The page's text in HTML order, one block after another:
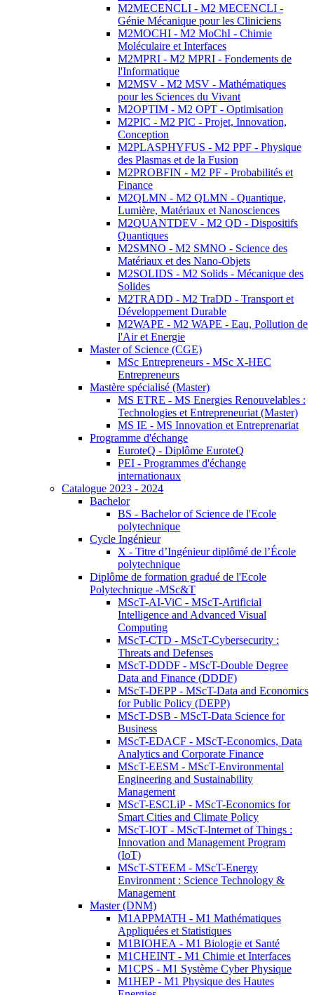
M2MECENCLI - M2 MECENCLI -
Génie Mécanique pour les Cliniciens
M2MOCHI - M2 MoChI - Chimie
Moléculaire et Interfaces
M2MPRI - M2 MPRI - Fondements de
l'Informatique
M2MSV - M2 MSV - Mathématiques
pour les Sciences du Vivant
M2OPTIM - M2 OPT - Optimisation
M2PIC - M2 PIC - Projet, Innovation,
Conception
M2PLASPHYFUS - M2 PPF - Physique
des Plasmas et de la Fusion
M2PROBFIN - M2 PF - Probabilités et
Finance
M2QLMN - M2 QLMN - Quantique,
Lumière, Matériaux et Nanosciences
M2QUANTDEV - M2 QD - Dispositifs
Quantiques
M2SMNO - M2 SMNO - Science des
Matériaux et des Nano-Objets
M2SOLIDS - M2 Solids - Mécanique des
Solides
M2TRADD - M2 TraDD - Transport et
Développement Durable
M2WAPE - M2 WAPE - Eau, Pollution de
l'Air et Energie
Master of Science (CGE)
MSc Entrepreneurs - MSc X-HEC
Entrepreneurs
Mastère spécialisé (Master)
MS ETRE - MS Energies Renouvelables :
Technologies et Entrepreneuriat (Master)
MS IE - MS Innovation et Entreprenariat
Programme d'échange
EuroteQ - Diplôme EuroteQ
PEI - Programmes d'échange
internationaux
Catalogue 2023 - 2024
Bachelor
BS - Bachelor of Science de l'Ecole
polytechnique
Cycle Ingénieur
X - Titre d’Ingénieur diplômé de l’École
polytechnique
Diplôme de formation gradué de l'Ecole
Polytechnique -MSc&T
MScT-AI-ViC - MScT-Artificial
Intelligence and Advanced Visual
Computing
MScT-CTD - MScT-Cybersecurity :
Threats and Defenses
MScT-DDDF - MScT-Double Degree
Data and Finance (DDDF)
MScT-DEPP - MScT-Data and Economics
for Public Policy (DEPP)
MScT-DSB - MScT-Data Science for
Business
MScT-EDACF - MScT-Economics, Data
Analytics and Corporate Finance
MScT-EESM - MScT-Environmental
Engineering and Sustainability
Management
MScT-ESCLiP - MScT-Economics for
Smart Cities and Climate Policy
MScT-IOT - MScT-Internet of Things :
Innovation and Management Program
(IoT)
MScT-STEEM - MScT-Energy
Environment : Science Technology &
Management
Master (DNM)
M1APPMATH - M1 Mathématiques
Appliquées et Statistiques
M1BIOHEA - M1 Biologie et Santé
M1CHEINT - M1 Chimie et Interfaces
M1CPS - M1 Système Cyber Physique
M1HEP - M1 Physique des Hautes